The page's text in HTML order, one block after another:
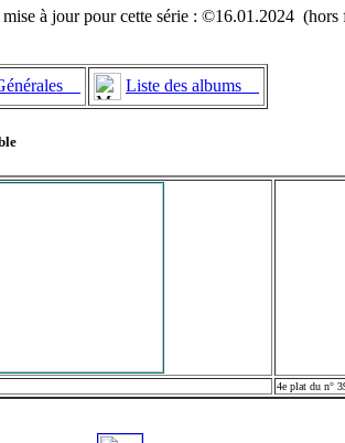
mise à jour pour cette série : ©16.01.2024 (hors
Liste des albums
4e plat du n°